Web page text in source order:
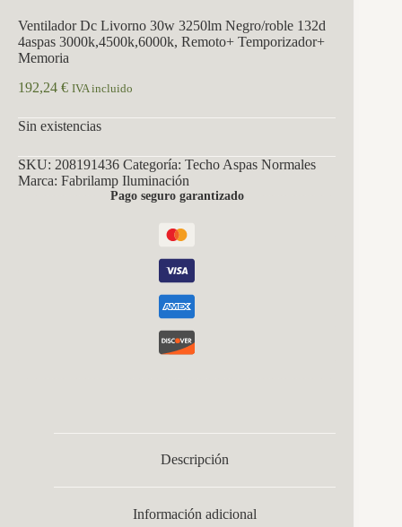
Ventilador Dc Livorno 30w 3250lm Negro/roble 132d
4aspas 3000k,4500k,6000k, Remoto+ Temporizador+
Memoria
192,24 € IVA incluido
Sin existencias
SKU: 208191436 Categoría: Techo Aspas Normales
Marca: Fabrilamp Iluminación
Pago seguro garantizado
Descripción
Información adicional